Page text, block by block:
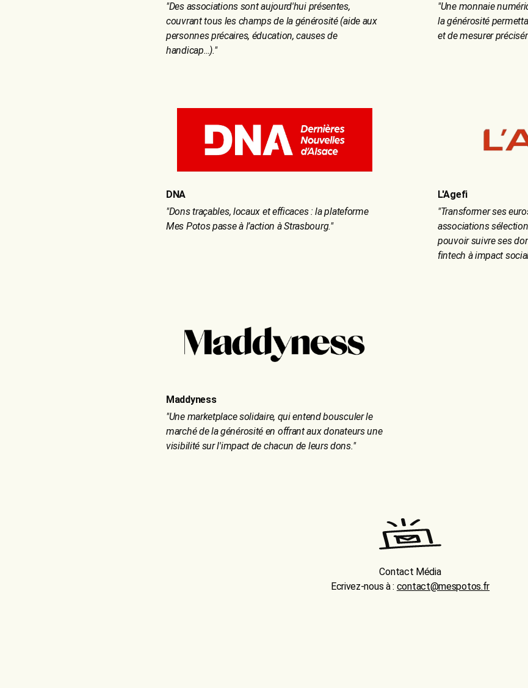
"Des associations sont aujourd'hui présentes,
couvrant tous les champs de la générosité (aide aux
personnes précaires, éducation, causes de
handicap…)."
"Une monnaie
la générosité
et de mesurer
DNA
"Dons traçables, locaux et efficaces : la plateforme
Mes Potos passe à l’action à Strasbourg."
L'Agefi
"Transformer ses
associations
pouvoir suivre ses
fintech à impact
Maddyness
"Une marketplace solidaire, qui entend bousculer le
marché de la générosité en offrant aux donateurs une
visibilité sur l'impact de chacun de leurs dons."
Contact Média
Ecrivez-nous à : contact@mespotos.fr